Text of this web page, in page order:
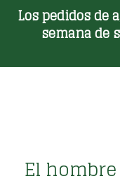
Los pedidos de
semana de
El